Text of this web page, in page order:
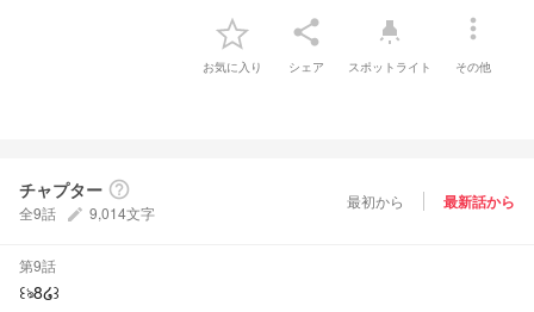
お気に入り
share
シェア
highlight
スポットライト
more_vert
その他
チャプター help_outline
全9話 create 9,014文字
最初から 最新話から
第9話
꒰ঌ8໒꒱